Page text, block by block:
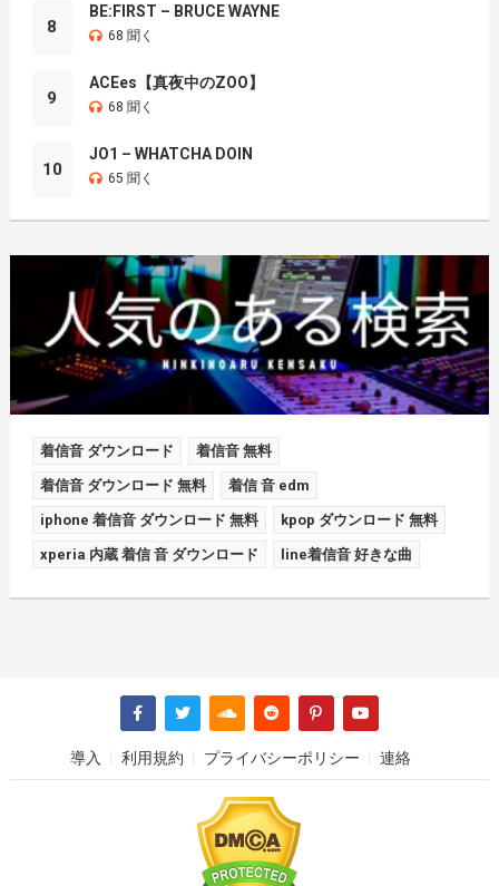
8
BE:FIRST – BRUCE WAYNE
68 聞く
9
ACEes【真夜中のZOO】
68 聞く
10
JO1 – WHATCHA DOIN
65 聞く
着信音 ダウンロード 着信音 無料
着信音 ダウンロード 無料 着信 音 edm
iphone 着信音 ダウンロード 無料 kpop ダウンロード 無料
xperia 内蔵 着信 音 ダウンロード line着信音 好きな曲
導入 利用規約 プライバシーポリシー 連絡